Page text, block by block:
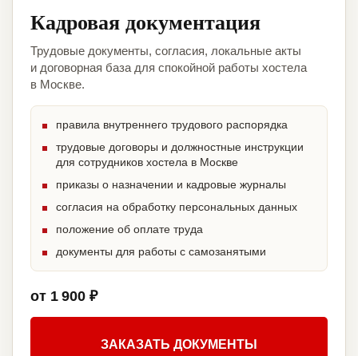
Кадровая документация
Трудовые документы, согласия, локальные акты
и договорная база для спокойной работы хостела
в Москве.
правила внутреннего трудового распорядка
трудовые договоры и должностные инструкции
для сотрудников хостела в Москве
приказы о назначении и кадровые журналы
согласия на обработку персональных данных
положение об оплате труда
документы для работы с самозанятыми
от 1 900 ₽
ЗАКАЗАТЬ ДОКУМЕНТЫ